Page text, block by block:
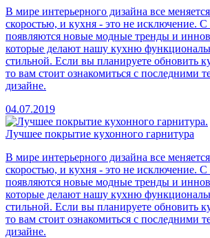
В мире интерьерного дизайна все
скоростью, и кухня - это не исключение.
появляются новые модные тренды и
которые делают нашу кухню
стильной. Если вы планируете обновить
то вам стоит ознакомиться с последними
дизайне.
04.07.2019
Лучшее покрытие кухонного гарнитура
В мире интерьерного дизайна все
скоростью, и кухня - это не исключение.
появляются новые модные тренды и
которые делают нашу кухню
стильной. Если вы планируете обновить
то вам стоит ознакомиться с последними
дизайне.